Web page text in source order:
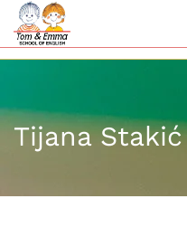
Tijana Stakić